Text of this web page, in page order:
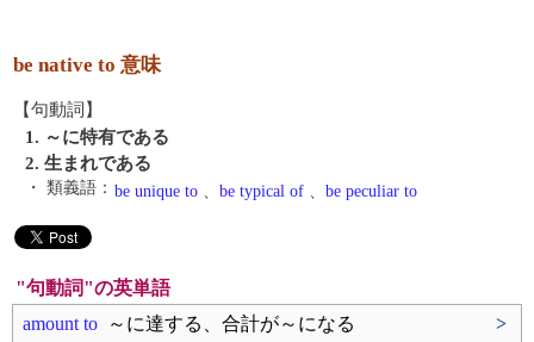
be native to 意味
【句動詞】
1. ～に特有である
2. 生まれである
・ 類義語： be unique to 、 be typical of 、 be peculiar to
"句動詞"の英単語
amount to ～に達する、合計が～になる
>